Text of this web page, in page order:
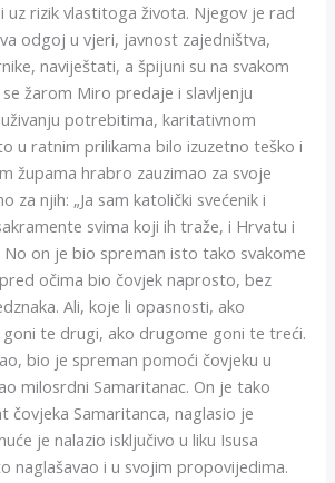
uz rizik vlastitoga života. Njegov je rad
odgoj u vjeri, javnost zajedništva,
naviještati, a špijuni su na svakom
žarom Miro predaje i slavljenju
potrebitima, karitativnom
u ratnim prilikama bilo izuzetno teško i
župama hrabro zauzimao za svoje
za njih: „Ja sam katolički svećenik i
svima koji ih traže, i Hrvatu i
No on je bio spreman isto tako svakome
očima bio čovjek naprosto, bez
Ali, koje li opasnosti, ako
te drugi, ako drugome goni te treći.
bio je spreman pomoći čovjeku u
milosrdni Samaritanac. On je tako
čovjeka Samaritanca, naglasio je
je nalazio isključivo u liku Isusa
naglašavao i u svojim propovijedima.